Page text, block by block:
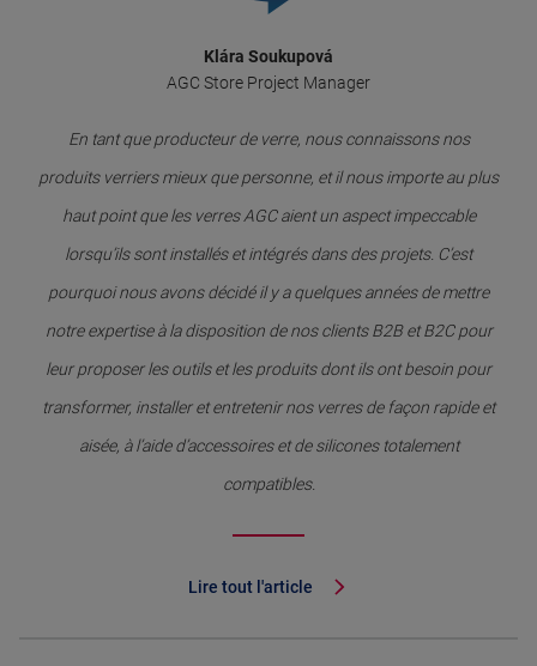
Klára Soukupová
AGC Store Project Manager
En tant que producteur de verre, nous connaissons nos
produits verriers mieux que personne, et il nous importe au plus
haut point que les verres AGC aient un aspect impeccable
lorsqu’ils sont installés et intégrés dans des projets. C’est
pourquoi nous avons décidé il y a quelques années de mettre
notre expertise à la disposition de nos clients B2B et B2C pour
leur proposer les outils et les produits dont ils ont besoin pour
transformer, installer et entretenir nos verres de façon rapide et
aisée, à l’aide d’accessoires et de silicones totalement
compatibles.
Lire tout l'article